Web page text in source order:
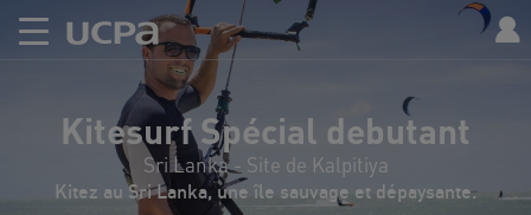
Kitesurf Spécial debutant
Sri Lanka - Site de Kalpitiya
Kitez au Sri Lanka, une île sauvage et dépaysante.